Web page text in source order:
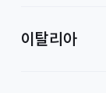
이탈리아